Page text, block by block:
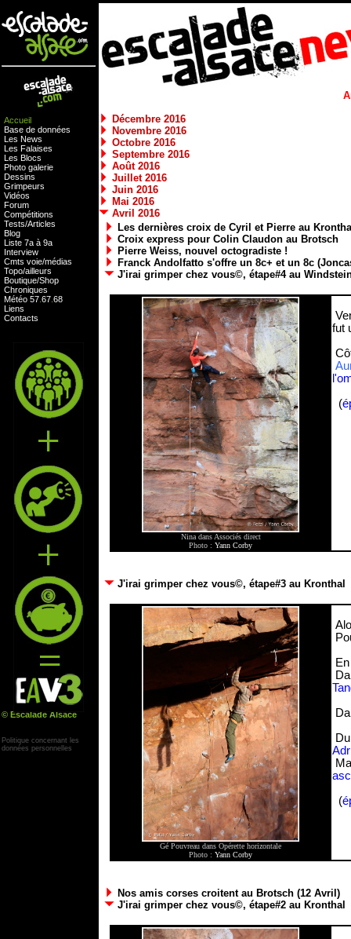
Accueil
Base de données
Les News
Les Falaises
Les Blocs
Photo galerie
Dessins
Grimpeurs
Vidéos
Forum
Compétitions
Tests/Articles
Blog
Liste 7a à 9a
Interview
Cmts voie/médias
Topo/ailleurs
Boutique/Shop
Chroniques
Météo 57 67 68
Liens
Contacts
© Escalade Alsace
Politique concernant les
données personnelles
Décembre 2016
Novembre 2016
Octobre 2016
Septembre 2016
Août 2016
Juillet 2016
Juin 2016
Mai 2016
Avril 2016
Les dernières croix de Cyril et Pierre au
Croix express pour Colin Claudon au Brotsch
Pierre Weiss, nouvel octogradiste !
Franck Andolfatto s'offre un 8c+ et un 8c
J'irai grimper chez vous©, étape#4 au
Nina dans Associés direct
Photo : Yann Corby
fut
(
J'irai grimper chez vous©, étape#3 au Kronthal
Gé Pouvreau dans Opérette horizontale
Photo : Yann Corby
(
Nos amis corses croitent au Brotsch (12 Avril)
J'irai grimper chez vous©, étape#2 au Kronthal